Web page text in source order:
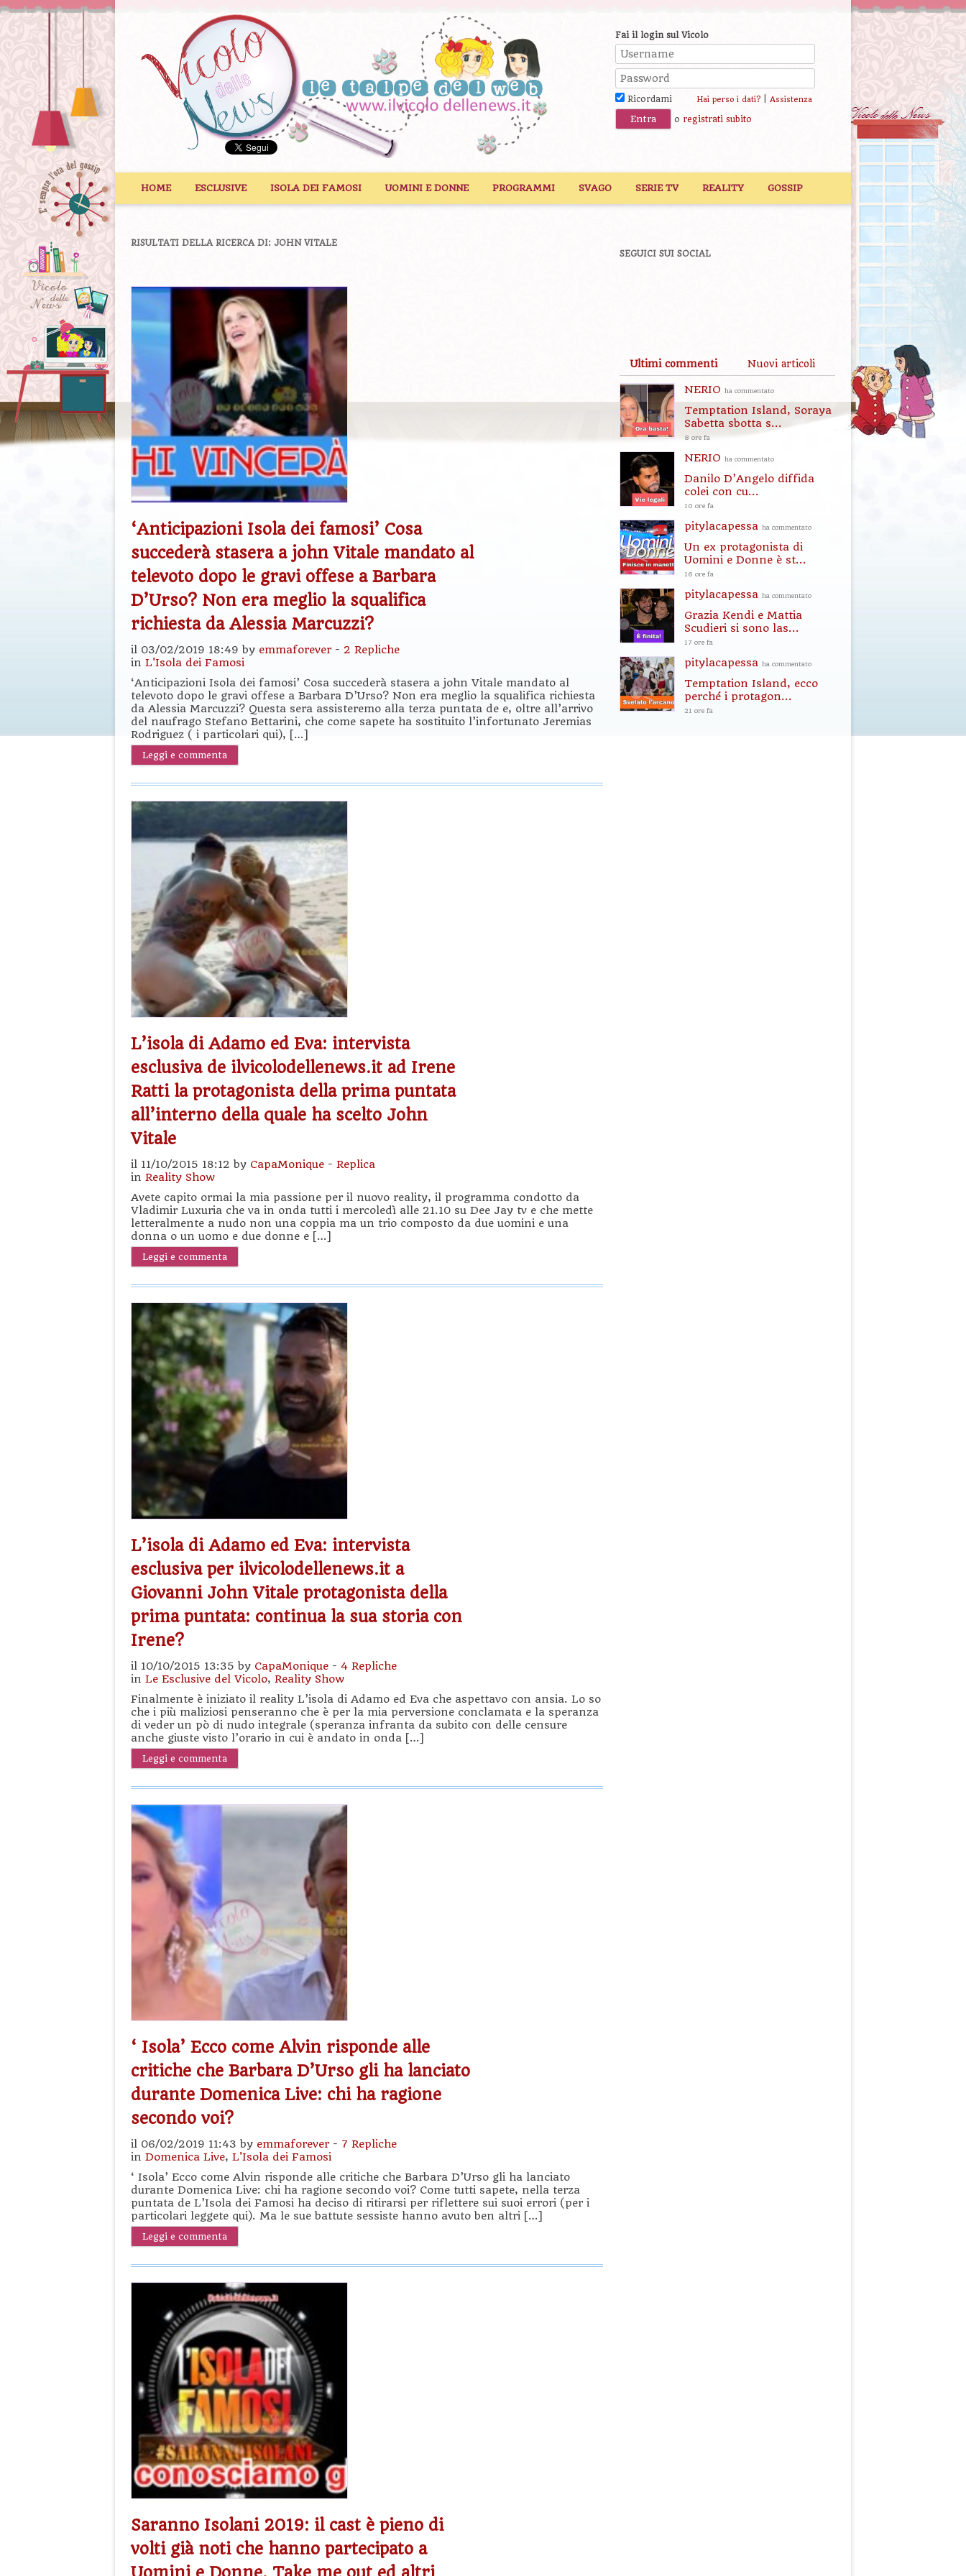
Fai il login sul Vicolo
Ricordami Hai perso i dati?| Assistenza
o registrati subito
HOME ESCLUSIVE ISOLA DEI FAMOSI UOMINI E DONNE PROGRAMMI SVAGO SERIE TV REALITY GOSSIP
RISULTATI DELLA RICERCA DI: JOHN VITALE
‘Anticipazioni Isola dei famosi’ Cosa
succederà stasera a john Vitale mandato al
televoto dopo le gravi offese a Barbara
D’Urso? Non era meglio la squalifica
richiesta da Alessia Marcuzzi?
il 03/02/2019 18:49 by emmaforever- 2 Repliche
in L'Isola dei Famosi
‘Anticipazioni Isola dei famosi’ Cosa succederà stasera a john Vitale mandato al
televoto dopo le gravi offese a Barbara D’Urso? Non era meglio la squalifica richiesta
da Alessia Marcuzzi? Questa sera assisteremo alla terza puntata de e, oltre all’arrivo
del naufrago Stefano Bettarini, che come sapete ha sostituito l’infortunato Jeremias
Rodriguez ( i particolari qui), […]
Leggi e commenta
L’isola di Adamo ed Eva: intervista
esclusiva de ilvicolodellenews.it ad Irene
Ratti la protagonista della prima puntata
all’interno della quale ha scelto John
Vitale
il 11/10/2015 18:12 by CapaMonique - Replica
in Reality Show
Avete capito ormai la mia passione per il nuovo reality, il programma condotto da
Vladimir Luxuria che va in onda tutti i mercoledì alle 21.10 su Dee Jay tv e che mette
letteralmente a nudo non una coppia ma un trio composto da due uomini e una
donna o un uomo e due donne e […]
Leggi e commenta
L’isola di Adamo ed Eva: intervista
esclusiva per ilvicolodellenews.it a
Giovanni John Vitale protagonista della
prima puntata: continua la sua storia con
Irene?
il 10/10/2015 13:35 by CapaMonique - 4 Repliche
in Le Esclusive del Vicolo, Reality Show
Finalmente è iniziato il reality L’isola di Adamo ed Eva che aspettavo con ansia. Lo so
che i più maliziosi penseranno che è per la mia perversione conclamata e la speranza
di veder un pò di nudo integrale (speranza infranta da subito con delle censure
anche giuste visto l’orario in cui è andato in onda […]
Leggi e commenta
‘ Isola’ Ecco come Alvin risponde alle
critiche che Barbara D’Urso gli ha lanciato
durante Domenica Live: chi ha ragione
secondo voi?
il 06/02/2019 11:43 by emmaforever- 7 Repliche
in Domenica Live, L'Isola dei Famosi
‘ Isola’ Ecco come Alvin risponde alle critiche che Barbara D’Urso gli ha lanciato
durante Domenica Live: chi ha ragione secondo voi? Come tutti sapete, nella terza
puntata de L’Isola dei Famosi ha deciso di ritirarsi per riflettere sui suoi errori (per i
particolari leggete qui). Ma le sue battute sessiste hanno avuto ben altri […]
Leggi e commenta
Saranno Isolani 2019: il cast è pieno di
volti già noti che hanno partecipato a
SEGUICI SUI SOCIAL
Ultimi commenti Nuovi articoli
NERIO ha commentato
Temptation Island, Soraya
Sabetta sbotta s...
8 ore fa
NERIO ha commentato
Danilo D’Angelo diffida
colei con cu...
10 ore fa
pitylacapessa ha commentato
Un ex protagonista di
Uomini e Donne è st...
16 ore fa
pitylacapessa ha commentato
Grazia Kendi e Mattia
Scudieri si sono las...
17 ore fa
pitylacapessa ha commentato
Temptation Island, ecco
perché i protagon...
21 ore fa